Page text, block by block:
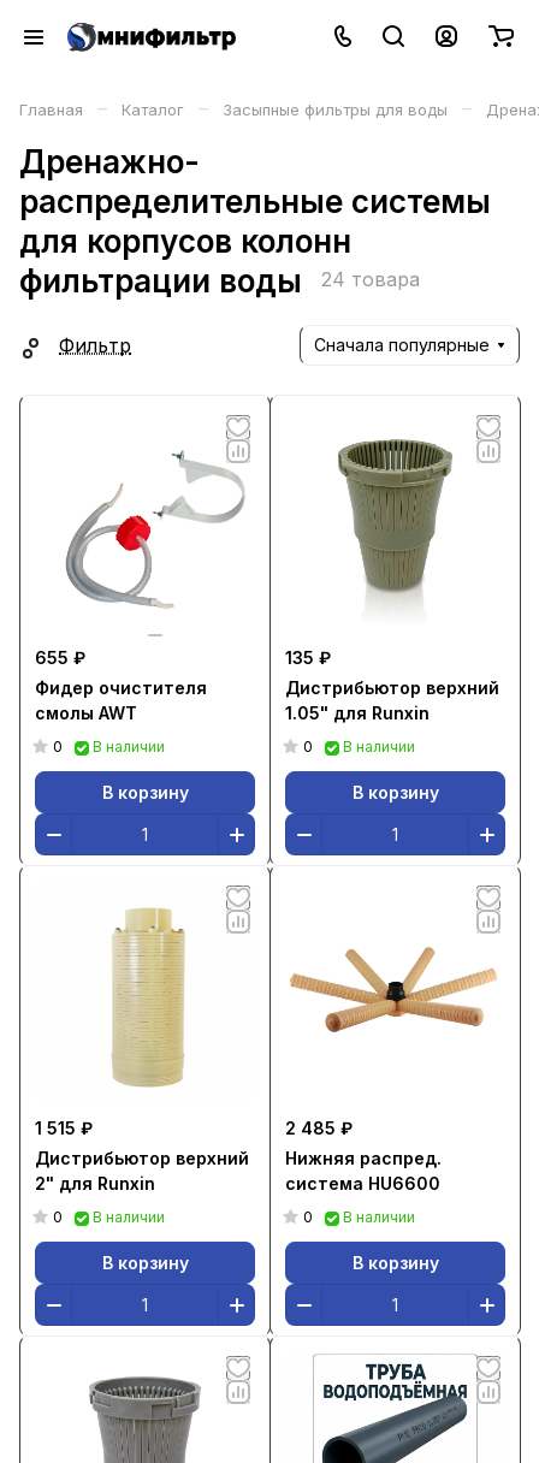
Главная – Каталог – Засыпные фильтры для воды –
Дренажно-
распределительные системы
для корпусов колонн
фильтрации воды
24 товара
Фильтр Сначала популярные
655 ₽
Фидер очистителя
смолы AWT
0 В наличии
В корзину
135 ₽
Дистрибьютор верхний
1.05" для Runxin
0 В наличии
В корзину
1 515 ₽
Дистрибьютор верхний
2" для Runxin
0 В наличии
В корзину
2 485 ₽
Нижняя распред.
система HU6600
0 В наличии
В корзину